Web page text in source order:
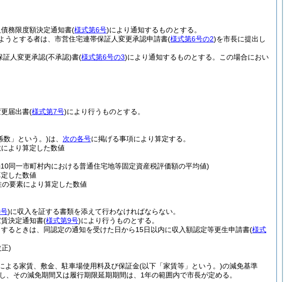
務限度額決定通知書(様式第6号)により通知するものとする。
うとする者は、市営住宅連帯保証人変更承認申請書(様式第6号の2)を市長に提出し
証人変更承認(不承認)書(様式第6号の3)により通知するものとする。
この場合におい
届出書(様式第7号)により行うものとする。
数」という。)は、 次の各号に掲げる事項により算定する。
より算定した数値
同一市町村内における普通住宅地等固定資産税評価額の平均値)
した数値
要素により算定した数値
)に収入を証する書類を添えて行わなければならない。
決定通知書(様式第9号)により行うものとする。
るときは、同認定の通知を受けた日から15日以内に収入額認定等更生申請書(様式
)
よる家賃、敷金、駐車場使用料及び保証金(以下「家賃等」という。)の減免基準
その減免期間又は履行期限延期期間は、1年の範囲内で市長が定める。